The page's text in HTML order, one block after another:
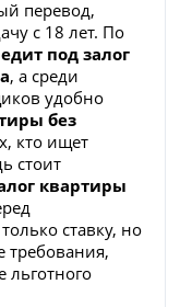
перевод,
с 18 лет. По
под залог
, а среди
удобно
без
кто ищет
стоит
квартиры
ставку, но
требования,
льготного